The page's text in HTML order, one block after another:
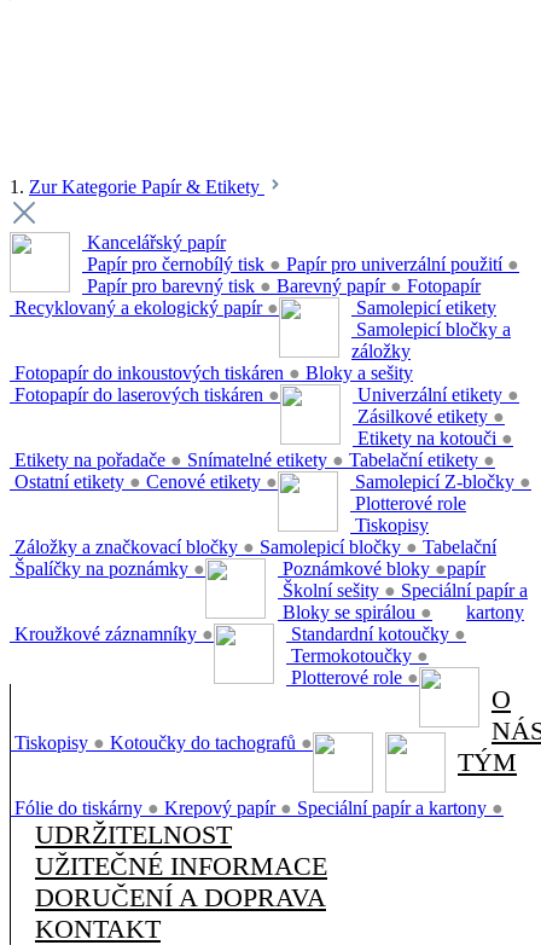
1. Zur Kategorie Papír & Etikety
Kancelářský papír
Papír pro černobílý tisk ● Papír pro univerzální použití ●
Papír pro barevný tisk ● Barevný papír ●
Recyklovaný a ekologický papír ●
Fotopapír
Fotopapír do inkoustových tiskáren ●
Fotopapír do laserových tiskáren ●
Samolepicí etikety
Univerzální etikety ●
Zásilkové etikety ●
Etikety na kotouči ●
Etikety na pořadače ● Snímatelné etikety ● Tabelační etikety ●
Ostatní etikety ● Cenové etikety ●
Samolepicí bločky a
záložky
Samolepicí Z-bločky ●
Záložky a značkovací bločky ● Samolepicí bločky ●
Špalíčky na poznámky ●
Bloky a sešity
Poznámkové bloky ●
Školní sešity ●
Bloky se spirálou ●
Kroužkové záznamníky ●
Plotterové role
Standardní kotoučky ●
Termokotoučky ●
Plotterové role ●
Tiskopisy
Tiskopisy ● Kotoučky do tachografů ●
Tabelační
papír
Speciální papír a
kartony
Fólie do tiskárny ● Krepový papír ● Speciální papír a kartony ●
O
TÝM
UDRŽITELNOST
UŽITEČNÉ INFORMACE
DORUČENÍ A DOPRAVA
KONTAKT